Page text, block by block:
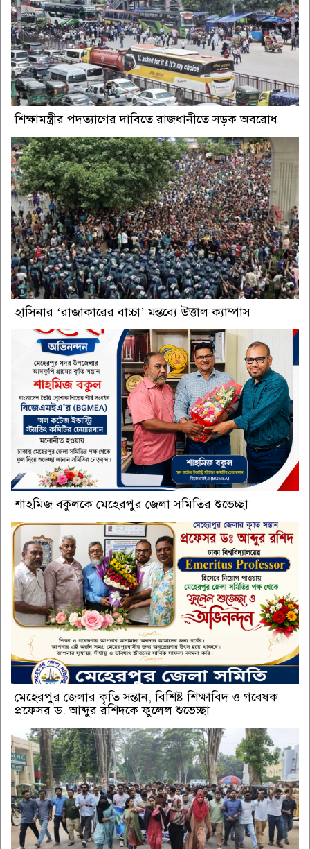
শিক্ষামন্ত্রীর পদত্যাগের দাবিতে রাজধানীতে সড়ক অবরোধ
হাসিনার ‘রাজাকারের বাচ্চা’ মন্তব্যে উত্তাল ক্যাম্পাস
শাহমিজ বকুলকে মেহেরপুর জেলা সমিতির শুভেচ্ছা
মেহেরপুর জেলার কৃতি সন্তান, বিশিষ্ট শিক্ষাবিদ ও গবেষক
প্রফেসর ড. আব্দুর রশিদকে ফুলেল শুভেচ্ছা